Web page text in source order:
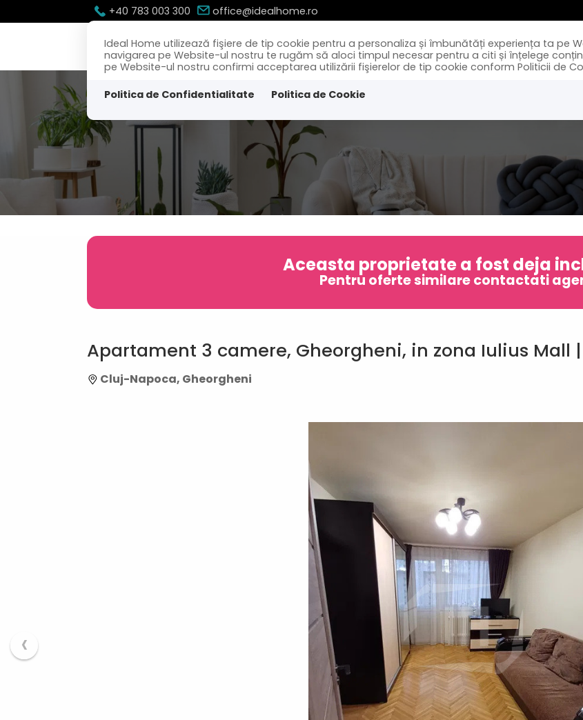
Ideal Home utilizează fişiere de tip cookie pentru a personaliza și îmbunătăți experiența ta pe
navigarea pe Website-ul nostru te rugăm să aloci timpul necesar pentru a citi și înțelege
pe Website-ul nostru confirmi acceptarea utilizării fişierelor de tip cookie conform Politicii de
Politica de Confidentialitate
Politica de Cookie
+40 783 003 300 office@idealhome.ro
Acasa Vanzari
Aceasta proprietate a fost deja
Pentru oferte similare contactati
Apartament 3 camere, Gheorgheni, in zona Iulius Mall |
Cluj-Napoca, Gheorgheni
‹